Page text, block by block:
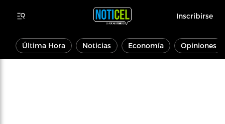
Inscribirse
Última Hora Noticias Economía Opiniones